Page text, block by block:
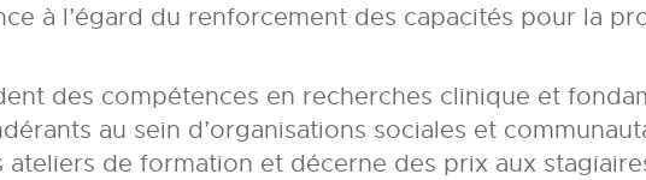
à l’égard du renforcement des capacités pour la
des compétences en recherches clinique et
au sein d’organisations sociales et
de formation et décerne des prix aux